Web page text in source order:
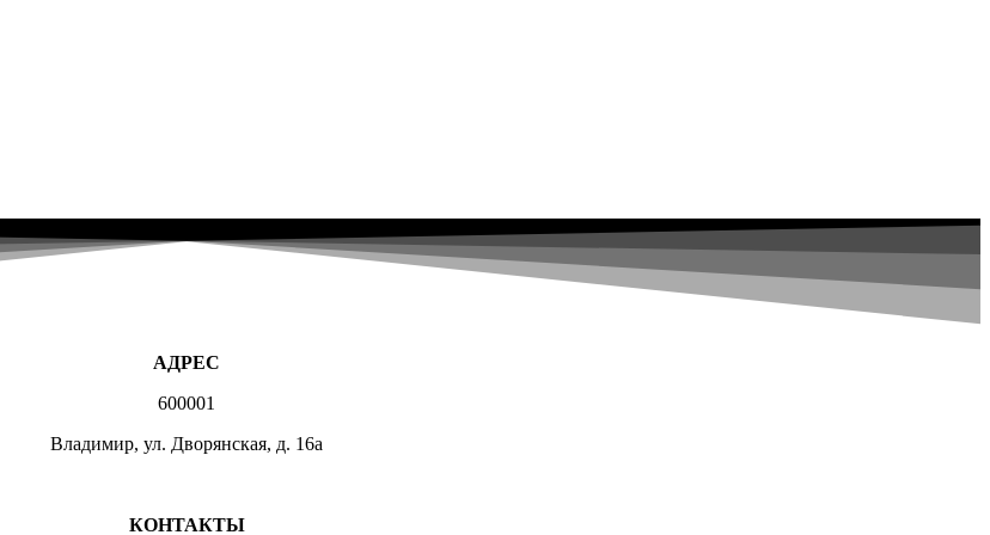
АДРЕС
600001
Владимир, ул. Дворянская, д. 16а
КОНТАКТЫ